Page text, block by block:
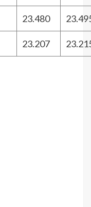
23.480
23.207